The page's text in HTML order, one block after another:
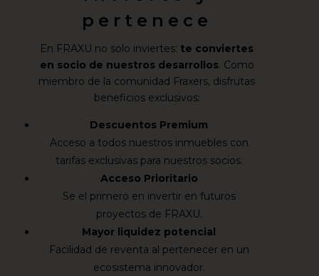
pertenece
En FRAXU no solo inviertes: te conviertes
en socio de nuestros desarrollos. Como
miembro de la comunidad Fraxers, disfrutas
beneficios exclusivos:
Descuentos Premium
Acceso a todos nuestros inmuebles con
tarifas exclusivas para nuestros socios.
Acceso Prioritario
Se el primero en invertir en futuros
proyectos de FRAXU.
Mayor liquidez potencial
Facilidad de reventa al pertenecer en un
ecosistema innovador.